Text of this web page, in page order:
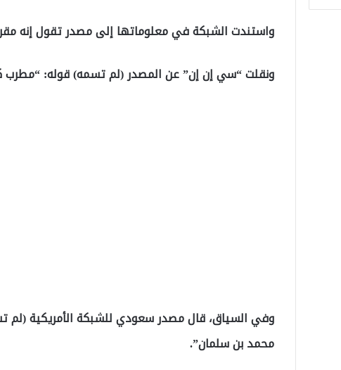
واستندت الشبكة في معلوماتها إلى مصدر تقول إنه
ونقلت “سي إن إن” عن المصدر (لم تسمه) قوله: “مطرب
وفي السياق، قال مصدر سعودي للشبكة الأمريكية
محمد بن سلمان”.